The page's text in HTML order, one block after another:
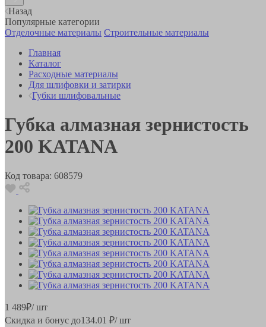
Назад
Популярные категории
Отделочные материалы Строительные материалы
Главная
Каталог
Расходные материалы
Для шлифовки и затирки
Губки шлифовальные
Губка алмазная зернистость
200 KATANA
Код товара: 608579
1 489₽/ шт
Скидка и бонус до134.01 ₽/ шт